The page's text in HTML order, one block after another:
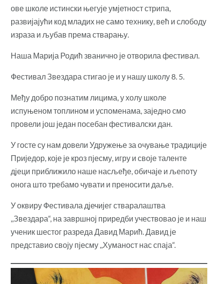
ове школе истински његује умјетност стрипа,
развијајући код младих не само технику, већ и слободу
израза и љубав према стварању.
Наша Марија Родић званично је отворила фестивал.
Фестивал Звездара стигао је и у нашу школу 8. 5.
Међу добро познатим лицима, у холу школе
испуњеном топлином и успоменама, заједно смо
провели још један посебан фестивалски дан.
У госте су нам довели Удружење за очување традиције
Приједор, које је кроз пјесму, игру и своје таленте
д‌јеци приближило наше насљеђе, обичаје и љепоту
онога што требамо чувати и преносити даље.
У оквиру Фестивала дјечијег стваралаштва
,,Звездара“, на завршној приредби учествовао је и наш
ученик шестог разреда Давид Марић. Давид је
представио своју пјесму ,,Хуманост нас спаја“.